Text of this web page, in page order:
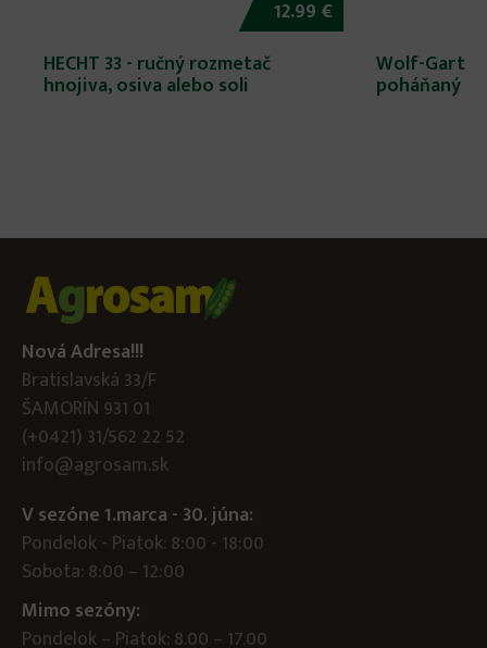
12.99 €
HECHT 33 - ručný rozmetač
hnojiva, osiva alebo soli
Wolf-
poháňaný
Nová Adresa!!!
Bratislavská 33/F
ŠAMORÍN 931 01
(+0421) 31/562 22 52
info@agrosam.sk
V sezóne 1.marca - 30. júna:
Pondelok - Piatok: 8:00 - 18:00
Sobota: 8:00 – 12:00
Mimo sezóny:
Pondelok – Piatok: 8.00 – 17.00